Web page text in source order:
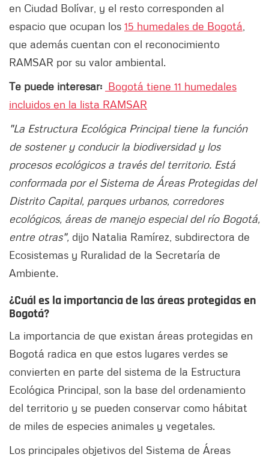
en Ciudad Bolívar, y el resto corresponden al
espacio que ocupan los 15 humedales de Bogotá
que además cuentan con el reconocimiento
RAMSAR por su valor ambiental.
Te puede interesar: Bogotá tiene 11 humedales
incluidos en la lista RAMSAR
"La Estructura Ecológica Principal tiene la función
de sostener y conducir la biodiversidad y los
procesos ecológicos a través del territorio. Está
conformada por el Sistema de Áreas Protegidas del
Distrito Capital, parques urbanos, corredores
ecológicos, áreas de manejo especial del río Bogotá,
entre otras", dijo Natalia Ramírez, subdirectora de
Ecosistemas y Ruralidad de la Secretaría de
Ambiente.
¿Cuál es la importancia de las áreas protegidas en
Bogotá?
La importancia de que existan áreas protegidas en
Bogotá radica en que estos lugares verdes se
convierten en parte del sistema de la Estructura
Ecológica Principal, son la base del ordenamiento
del territorio y se pueden conservar como hábitat
de miles de especies animales y vegetales.
Los principales objetivos del Sistema de Áreas